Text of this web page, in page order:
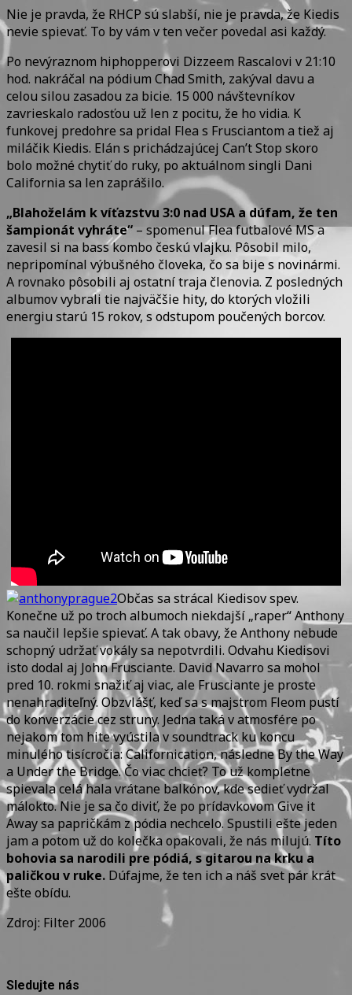
Prahe
2006
Nie je pravda, že RHCP sú slabší, nie je pravda, že Kiedis
nevie spievať. To by vám v ten večer povedal asi každý.
Po nevýraznom hiphopperovi Dizzeem Rascalovi v 21:10
hod. nakráčal na pódium Chad Smith, zakýval davu a
celou silou zasadou za bicie. 15 000 návštevníkov
zavrieskalo radosťou už len z pocitu, že ho vidia. K
funkovej predohre sa pridal Flea s Frusciantom a tiež aj
miláčik Kiedis. Elán s prichádzajúcej Can’t Stop skoro
bolo možné chytiť do ruky, po aktuálnom singli Dani
California sa len zaprášilo.
„Blahoželám k víťazstvu 3:0 nad USA a dúfam, že ten
šampionát vyhráte“ – spomenul Flea futbalové MS a
zavesil si na bass kombo českú vlajku. Pôsobil milo,
nepripomínal výbušného človeka, čo sa bije s novinármi.
A rovnako pôsobili aj ostatní traja členovia. Z posledných
albumov vybrali tie najväčšie hity, do ktorých vložili
energiu starú 15 rokov, s odstupom poučených borcov.
Občas sa strácal Kiedisov spev.
Konečne už po troch albumoch niekdajší „raper“ Anthony
sa naučil lepšie spievať. A tak obavy, že Anthony nebude
schopný udržať vokály sa nepotvrdili. Odvahu Kiedisovi
isto dodal aj John Frusciante. David Navarro sa mohol
pred 10. rokmi snažiť aj viac, ale Frusciante je proste
nenahraditeľný. Obzvlášť, keď sa s majstrom Fleom pustí
do konverzácie cez struny. Jedna taká v atmosfére po
nejakom tom hite vyústila v soundtrack ku koncu
minulého tisícročia: Californication, následne By the Way
a Under the Bridge. Čo viac chcieť? To už kompletne
spievala celá hala vrátane balkónov, kde sedieť vydržal
málokto. Nie je sa čo diviť, že po prídavkovom Give it
Away sa papričkám z pódia nechcelo. Spustili ešte jeden
jam a potom už do kolečka opakovali, že nás milujú. Títo
bohovia sa narodili pre pódiá, s gitarou na krku a
paličkou v ruke. Dúfajme, že ten ich a náš svet pár krát
ešte obídu.
Zdroj: Filter 2006
Sledujte nás